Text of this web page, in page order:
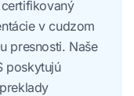
certifikovaný
v cudzom
presnosti. Naše
poskytujú